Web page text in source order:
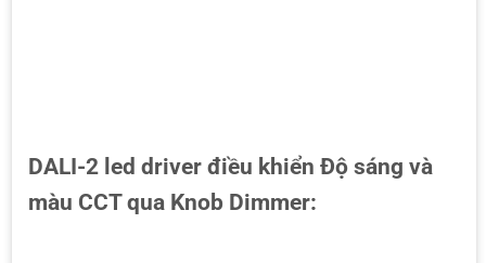
DALI-2 led driver điều khiển Độ sáng và
màu CCT qua Knob Dimmer: